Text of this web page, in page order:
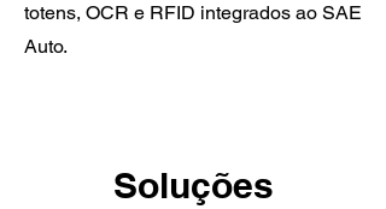
totens, OCR e RFID integrados ao SAE
Auto.
Soluções